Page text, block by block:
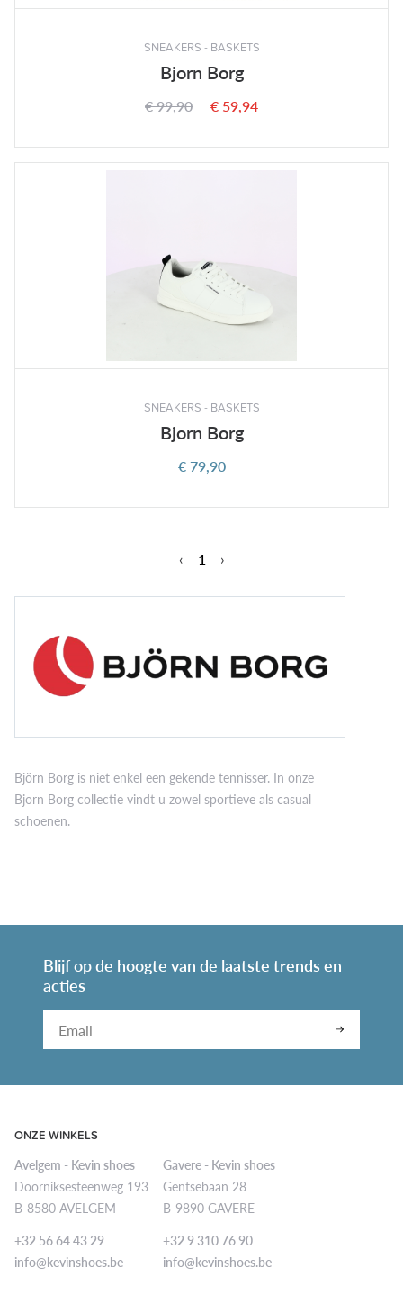
SNEAKERS - BASKETS
Bjorn Borg
€ 99,90 € 59,94
SNEAKERS - BASKETS
Bjorn Borg
€ 79,90
‹ 1 ›
Björn Borg is niet enkel een gekende tennisser. In onze
Bjorn Borg collectie vindt u zowel sportieve als casual
schoenen.
Blijf op de hoogte van de laatste trends en
acties
this
field
ONZE WINKELS
Avelgem - Kevin shoes
Doorniksesteenweg 193
B-8580 AVELGEM
+32 56 64 43 29
info@kevinshoes.be
Gavere - Kevin shoes
Gentsebaan 28
B-9890 GAVERE
+32 9 310 76 90
info@kevinshoes.be